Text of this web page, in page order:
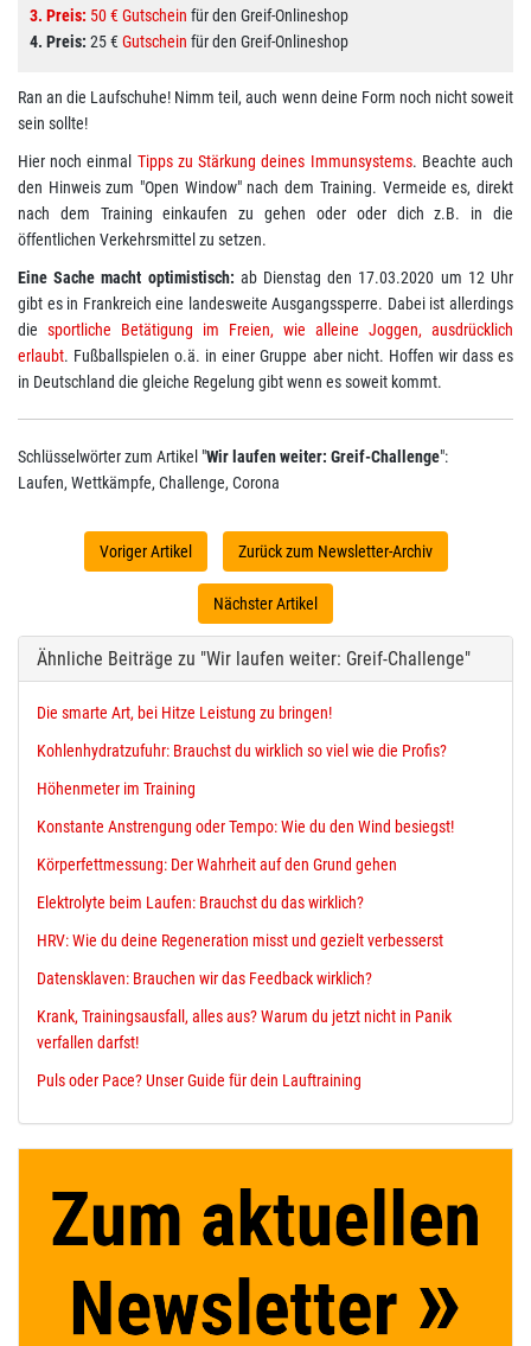
3. Preis: 50 €Gutschein für den Greif-Onlineshop
4. Preis: 25 €Gutschein für den Greif-Onlineshop
Ran an die Laufschuhe! Nimm teil, auch wenn deine Form noch nicht soweit
sein sollte!
Hier noch einmal Tipps zu Stärkung deines Immunsystems. Beachte auch
den Hinweis zum "Open Window" nach dem Training. Vermeide es, direkt
nach dem Training einkaufen zu gehen oder oder dich z.B. in die
öffentlichen Verkehrsmittel zu setzen.
Eine Sache macht optimistisch: ab Dienstag den 17.03.2020 um 12 Uhr
gibt es in Frankreich eine landesweite Ausgangssperre. Dabei ist allerdings
die sportliche Betätigung im Freien, wie alleine Joggen, ausdrücklich
erlaubt. Fußballspielen o.ä. in einer Gruppe aber nicht. Hoffen wir dass es
in Deutschland die gleiche Regelung gibt wenn es soweit kommt.
Schlüsselwörter zum Artikel "Wir laufen weiter: Greif-Challenge":
Laufen, Wettkämpfe, Challenge, Corona
Voriger Artikel Zurück zum Newsletter-Archiv
Nächster Artikel
Ähnliche Beiträge zu "Wir laufen weiter: Greif-Challenge"
Die smarte Art, bei Hitze Leistung zu bringen!
Kohlenhydratzufuhr: Brauchst du wirklich so viel wie die Profis?
Höhenmeter im Training
Konstante Anstrengung oder Tempo: Wie du den Wind besiegst!
Körperfettmessung: Der Wahrheit auf den Grund gehen
Elektrolyte beim Laufen: Brauchst du das wirklich?
HRV: Wie du deine Regeneration misst und gezielt verbesserst
Datensklaven: Brauchen wir das Feedback wirklich?
Krank, Trainingsausfall, alles aus? Warum du jetzt nicht in Panik
verfallen darfst!
Puls oder Pace? Unser Guide für dein Lauftraining